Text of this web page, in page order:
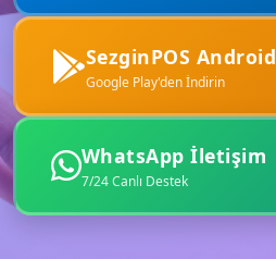
SezginPOS Android
Google Play'den İndirin
WhatsApp İletişim
7/24 Canlı Destek